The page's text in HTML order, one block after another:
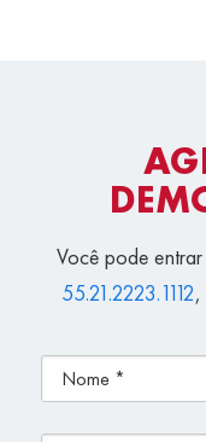
Você pode
55.21.2223.1112,